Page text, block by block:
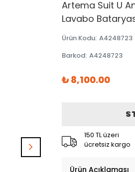
Artema Suit U
Lavabo
Ürün Kodu: A4248723
Barkod: A4248723
₺ 8,100.00
150 TL üzeri
ücretsiz kargo
Ürün Açıklaması